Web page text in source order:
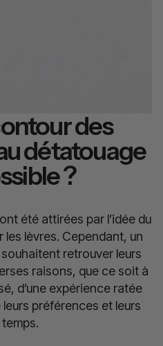
des
détatouage
?
été attirées par l’idée du
les lèvres. Cependant, un
retrouver leurs
raisons, que ce soit à
d’une expérience ratée
préférences et leurs